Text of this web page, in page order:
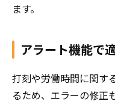
ます。
アラート機能で
打刻や労働時間に関す
るため、エラーの修正